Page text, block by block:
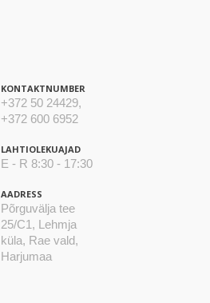
KONTAKTNUMBER
+372 50 24429,
+372 600 6952
LAHTIOLEKUAJAD
E - R 8:30 - 17:30
AADRESS
Põrguvälja tee
25/C1, Lehmja
küla, Rae vald,
Harjumaa